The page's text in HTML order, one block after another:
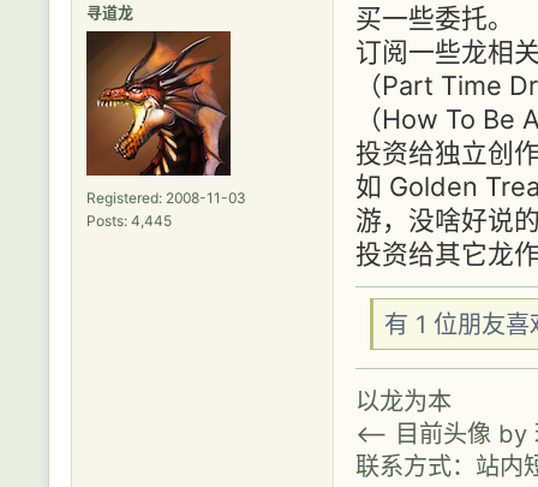
寻道龙
Registered: 2008-11-03
Posts: 4,445
买一些委托。
订阅一些龙相
（Part Time
（How To Be
投资给独立创
如 Golden
游，没啥好说
投资给其它龙
有 1 位朋友
以龙为本
<-- 目前头像 by
联系方式：站内